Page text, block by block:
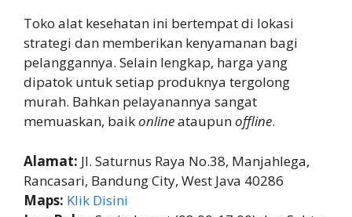
Toko alat kesehatan ini bertempat di lokasi
strategi dan memberikan kenyamanan bagi
pelanggannya. Selain lengkap, harga yang
dipatok untuk setiap produknya tergolong
murah. Bahkan pelayanannya sangat
memuaskan, baikonlineataupunoffline.
Alamat: Jl. Saturnus Raya No.38, Manjahlega,
Rancasari, Bandung City, West Java 40286
Maps: Klik Disini